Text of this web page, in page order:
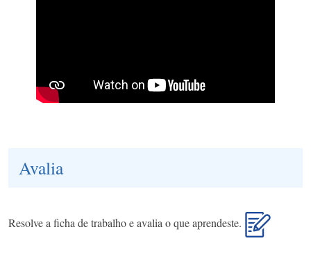
Avalia
Resolve a ficha de trabalho e avalia o que aprendeste.